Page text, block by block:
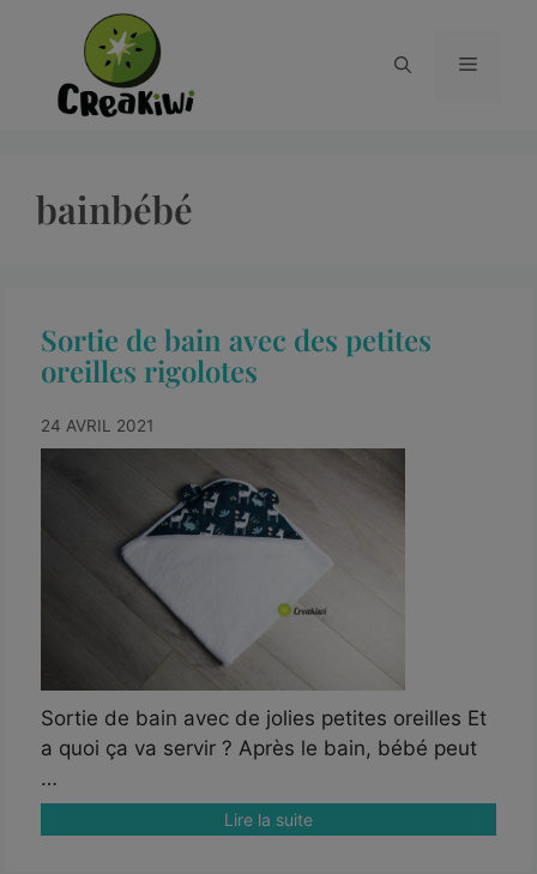
bainbébé
Sortie de bain avec des petites
oreilles rigolotes
24 AVRIL 2021
Sortie de bain avec de jolies petites oreilles Et
a quoi ça va servir ? Après le bain, bébé peut
…
Lire la suite